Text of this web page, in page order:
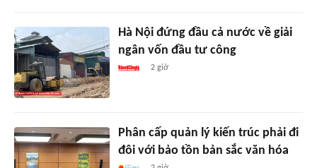
Hà Nội đứng đầu cả nước về giải
ngân vốn đầu tư công
2 giờ
Phân cấp quản lý kiến trúc phải đi
đôi với bảo tồn bản sắc văn hóa